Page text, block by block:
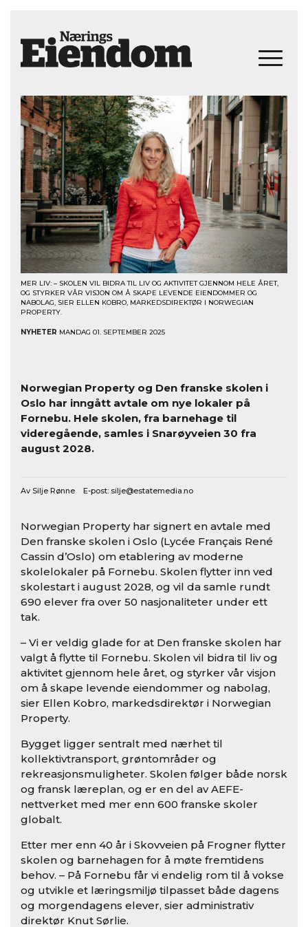
MER LIV: – SKOLEN VIL BIDRA TIL LIV OG AKTIVITET GJENNOM HELE ÅRET,
OG STYRKER VÅR VISJON OM Å SKAPE LEVENDE EIENDOMMER OG
NABOLAG, SIER ELLEN KOBRO, MARKEDSDIREKTØR I NORWEGIAN
PROPERTY.
NYHETER MANDAG 01. SEPTEMBER 2025
Norwegian Property og Den franske skolen i
Oslo har inngått avtale om nye lokaler på
Fornebu. Hele skolen, fra barnehage til
videregående, samles i Snarøyveien 30 fra
august 2028.
Av Silje Rønne E-post: silje@estatemedia.no
Norwegian Property har signert en avtale med
Den franske skolen i Oslo (Lycée Français René
Cassin d’Oslo) om etablering av moderne
skolelokaler på Fornebu. Skolen flytter inn ved
skolestart i august 2028, og vil da samle rundt
690 elever fra over 50 nasjonaliteter under ett
tak.
– Vi er veldig glade for at Den franske skolen har
valgt å flytte til Fornebu. Skolen vil bidra til liv og
aktivitet gjennom hele året, og styrker vår visjon
om å skape levende eiendommer og nabolag,
sier Ellen Kobro, markedsdirektør i Norwegian
Property.
Bygget ligger sentralt med nærhet til
kollektivtransport, grøntområder og
rekreasjonsmuligheter. Skolen følger både norsk
og fransk læreplan, og er en del av AEFE-
nettverket med mer enn 600 franske skoler
globalt.
Etter mer enn 40 år i Skovveien på Frogner flytter
skolen og barnehagen for å møte fremtidens
behov. – På Fornebu får vi endelig rom til å vokse
og utvikle et læringsmiljø tilpasset både dagens
og morgendagens elever, sier administrativ
direktør Knut Sørlie.